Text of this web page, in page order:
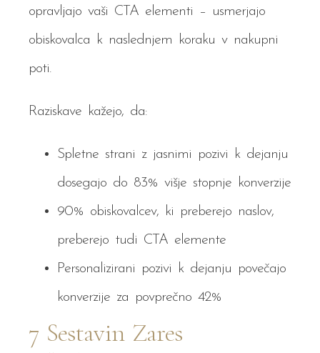
opravljajo vaši CTA elementi – usmerjajo
obiskovalca k naslednjem koraku v nakupni
poti.
Raziskave kažejo, da:
Spletne strani z jasnimi pozivi k dejanju
dosegajo do 83% višje stopnje konverzije
90% obiskovalcev, ki preberejo naslov,
preberejo tudi CTA elemente
Personalizirani pozivi k dejanju povečajo
konverzije za povprečno 42%
7 Sestavin Zares